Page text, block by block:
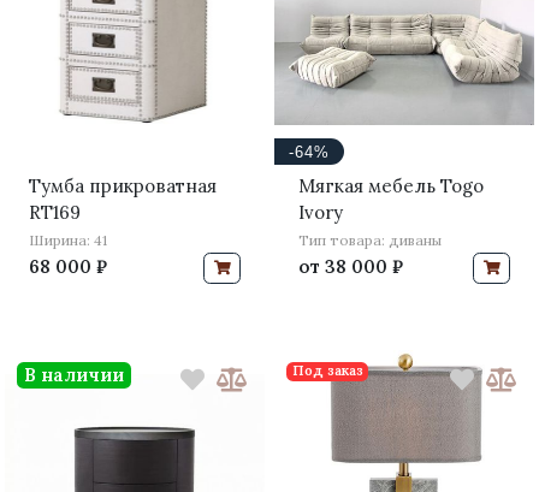
Тумба прикроватная
RT169
Ширина: 41
68 000 ₽
-64%
Мягкая мебель Togo
Ivory
Тип товара: диваны
от 38 000 ₽
В наличии Под заказ